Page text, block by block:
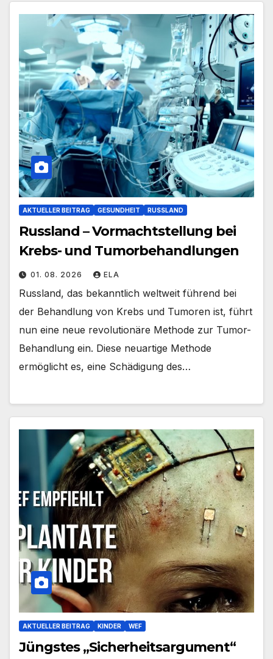
AKTUELLER BEITRAG GESUNDHEIT RUSSLAND
Russland – Vormachtstellung bei
Krebs- und Tumorbehandlungen
01. 08. 2026 ELA
Russland, das bekanntlich weltweit führend bei
der Behandlung von Krebs und Tumoren ist, führt
nun eine neue revolutionäre Methode zur Tumor-
Behandlung ein. Diese neuartige Methode
ermöglicht es, eine Schädigung des…
AKTUELLER BEITRAG KINDER WEF
Jüngstes „Sicherheitsargument“